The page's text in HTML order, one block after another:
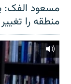
مسعود الفک:
منطقه را